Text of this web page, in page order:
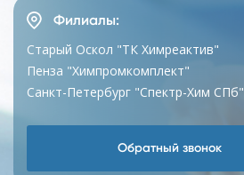
Филиалы:
Старый Оскол "ТК Химреактив"
Пенза "Химпромкомплект"
Санкт-Петербург "Спектр-Хим СПб"
Обратный звонок